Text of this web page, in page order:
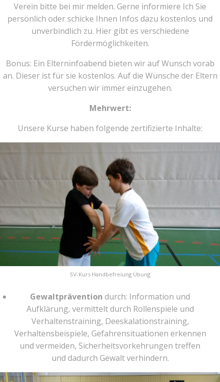
Verein bitte bei mir melden. Gerne informiere Ich Sie
persönlich oder schicke Ihnen Infos dazu kostenlos und
unverbindlich zu. Hier gibt es verschiedene
Fördermöglichkeiten.
Bonus: Ein Elterninfoabend bieten wir auf Wunsch vorab
an. Dieser ist für sie kostenlos. Auf die Wünsche der Eltern
versuchen wir immer einzugehen.
Mehrwert:
Unsere Kurse haben folgende zertifizierte Inhalte:
SV-Kurs Handbefreiung Übung
Gewaltprävention durch: Information und
Aufklärung, vermittelt durch Rollenspiele und
Verhaltenstraining, Deeskalationstraining,
Verhaltensbeispiele, Gefahrensituationen erkennen
und vermeiden, Sicherheitsvorkehrungen treffen
und dadurch Gewalt verhindern.